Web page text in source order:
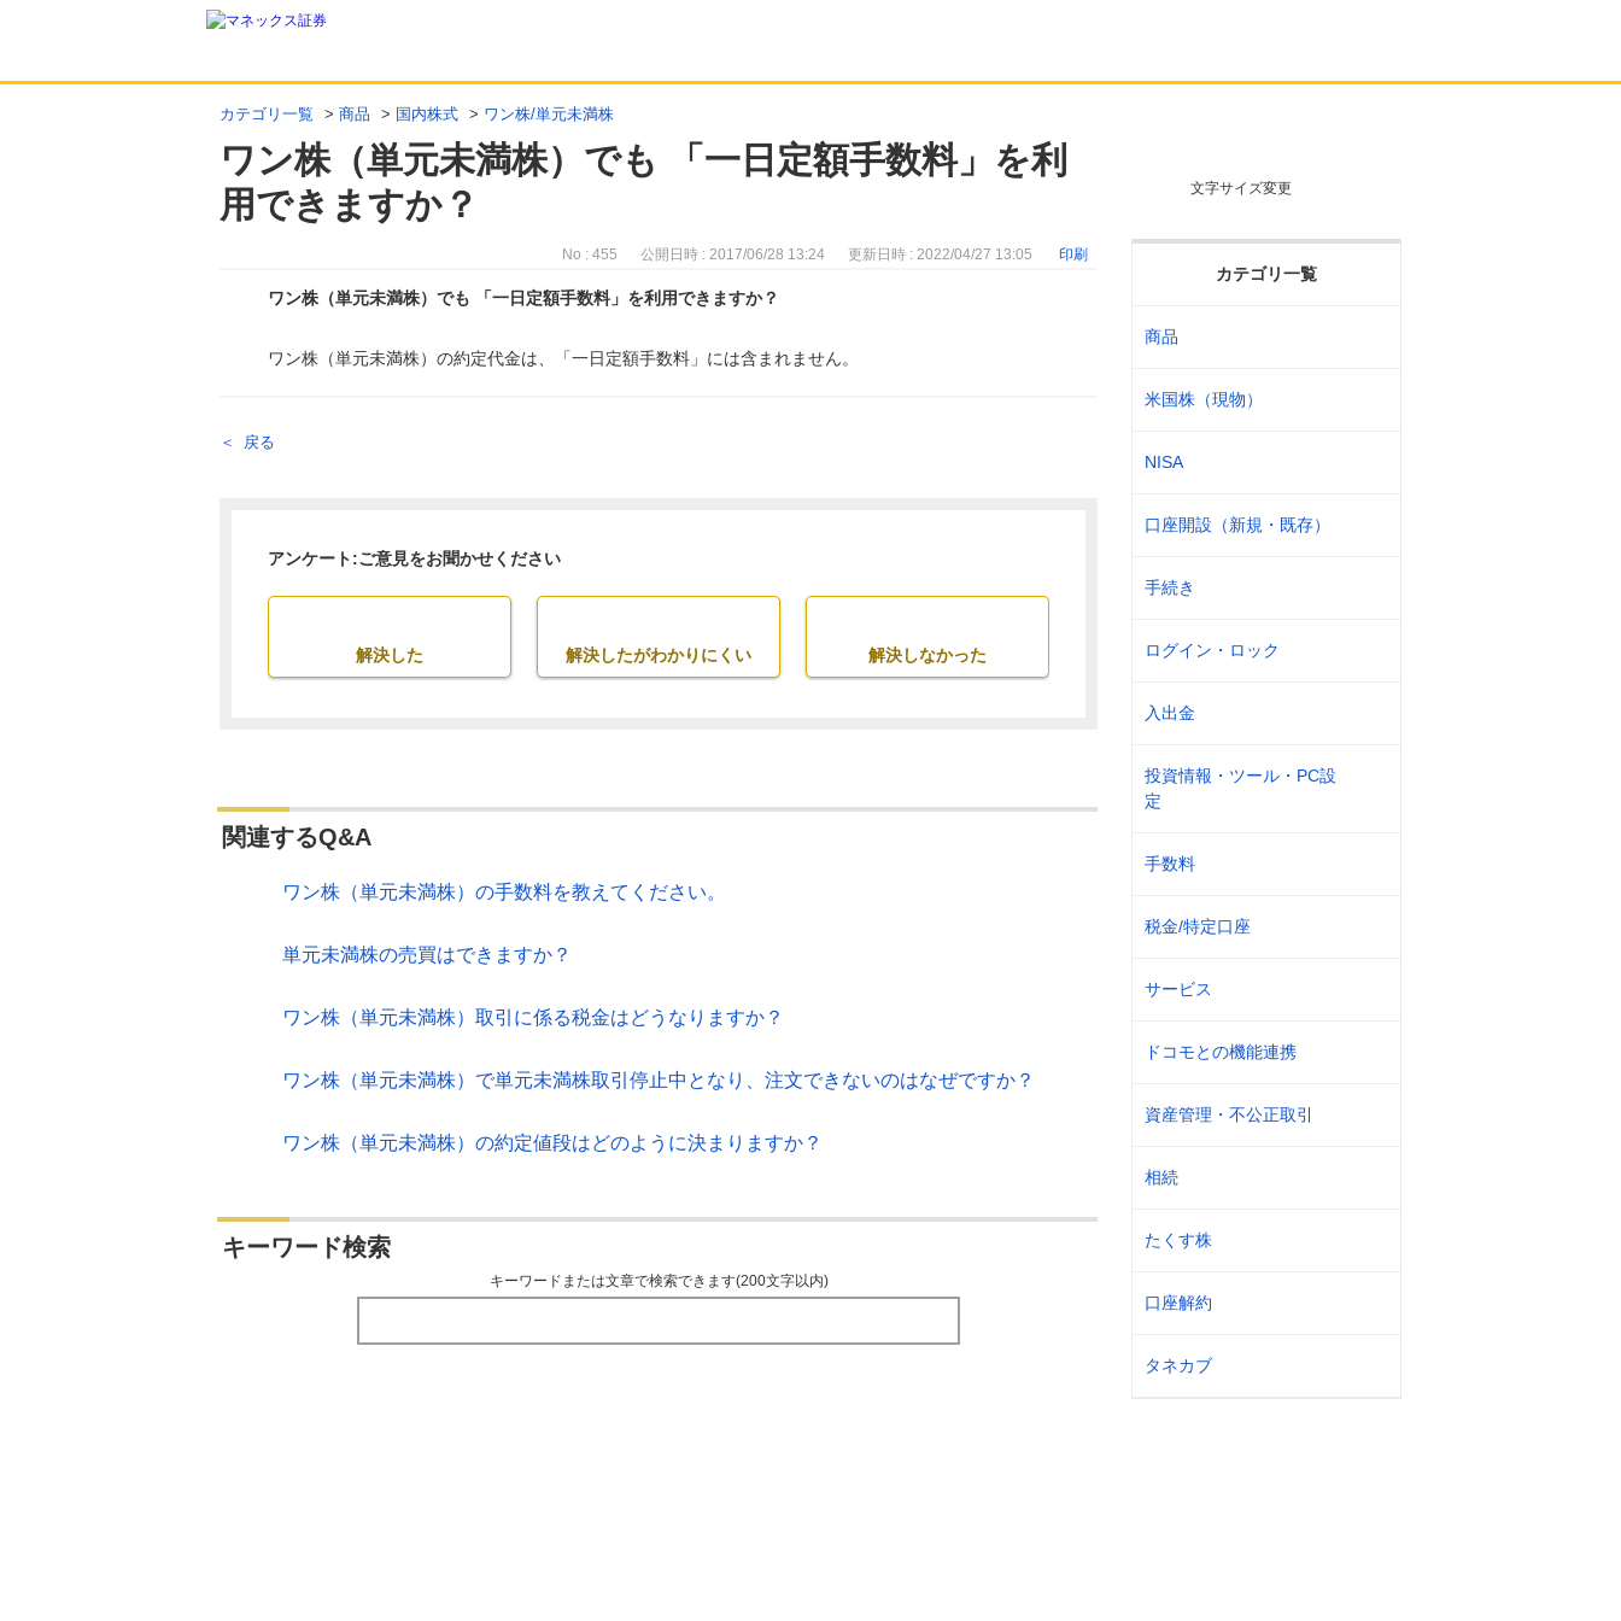
カテゴリ一覧 > 商品 > 国内株式 > ワン株/単元未満株
ワン株（単元未満株）でも 「一日定額手数料」を利
用できますか？
文字サイズ変更
カテゴリ一覧
商品
米国株（現物）
NISA
口座開設（新規・既存）
手続き
ログイン・ロック
入出金
投資情報・ツール・PC設
定
手数料
税金/特定口座
サービス
ドコモとの機能連携
資産管理・不公正取引
相続
たくす株
口座解約
タネカブ
No : 455 公開日時 : 2017/06/28 13:24 更新日時 : 2022/04/27 13:05 印刷
ワン株（単元未満株）でも 「一日定額手数料」を利用できますか？
回答
ワン株（単元未満株）の約定代金は、「一日定額手数料」には含まれません。
戻る
アンケート:ご意見をお聞かせください
解決した 解決したがわかりにくい 解決しなかった
関連するQ&A
ワン株（単元未満株）の手数料を教えてください。
単元未満株の売買はできますか？
ワン株（単元未満株）取引に係る税金はどうなりますか？
ワン株（単元未満株）で単元未満株取引停止中となり、注文できないのはなぜですか？
ワン株（単元未満株）の約定値段はどのように決まりますか？
キーワード検索
キーワードまたは文章で検索できます(200文字以内)